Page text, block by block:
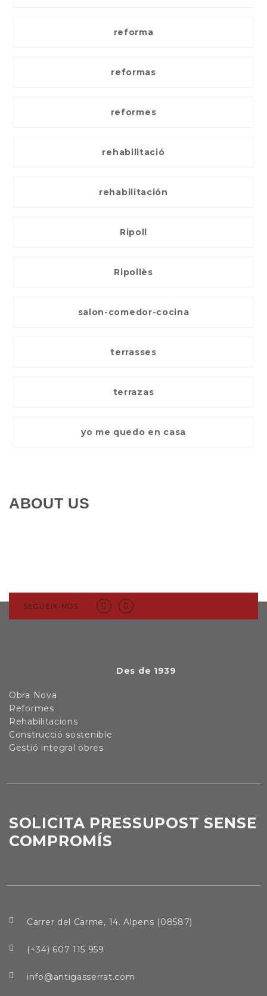
reforma
reformas
reformes
rehabilitació
rehabilitación
Ripoll
Ripollès
salon-comedor-cocina
terrasses
terrazas
yo me quedo en casa
ABOUT US
SEGUEIX-NOS
Des de 1939
Obra Nova
Reformes
Rehabilitacions
Construcció sostenible
Gestió integral obres
SOLICITA PRESSUPOST SENSE
COMPROMÍS
Carrer del Carme, 14. Alpens (08587)
(+34) 607 115 959
info@antigasserrat.com